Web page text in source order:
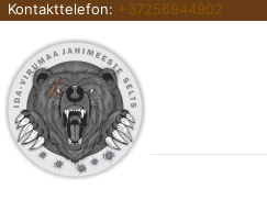
Skip
content
Kontakttelefon: +37256944902